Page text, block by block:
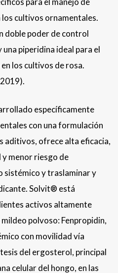
cultivos ornamentales.
doble poder de control
piperidina ideal para el
los cultivos de rosa.
específicamente
con una formulación
aditivos, ofrece alta eficacia,
menor riesgo de
y traslaminar y
Solvit® está
activos altamente
polvoso: Fenpropidin,
con movilidad vía
del ergosterol, principal
celular del hongo, en las